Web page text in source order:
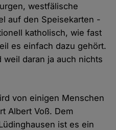
westfälische
auf den Speisekarten -
katholisch, wie fast
es einfach dazu gehört.
weil daran ja auch nichts
von einigen Menschen
Albert Voß. Dem
ist es ein